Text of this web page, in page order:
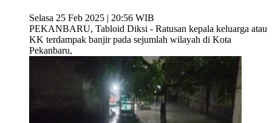
Selasa 25 Feb 2025 | 20:56 WIB
PEKANBARU, Tabloid Diksi - Ratusan kepala keluarga atau
KK terdampak banjir pada sejumlah wilayah di Kota
Pekanbaru,